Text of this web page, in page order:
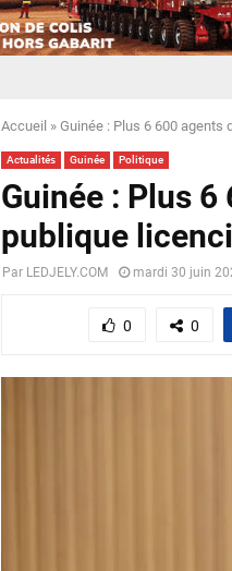
Accueil » Guinée : Plus 6 600 agents
Actualités Guinée Politique
Guinée : Plus
publique
Par LEDJELY.COM mardi 30 juin
0 0